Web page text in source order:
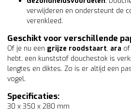
verwijderen en ondersteunt de
verenkleed.
Geschikt voor verschillende
Of je nu een grijze roodstaart, ara of
hebt, een kunststof douchestok is
lengtes en diktes. Zo is er altijd een
vogel.
Specificaties:
30 x 350 x 280 mm